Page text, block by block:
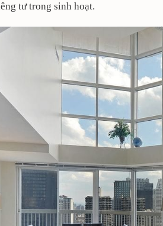
tư trong sinh hoạt.